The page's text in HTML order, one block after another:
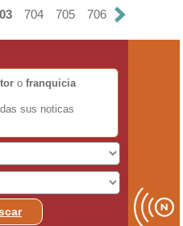
704 705 706
o franquicia
sus noticas